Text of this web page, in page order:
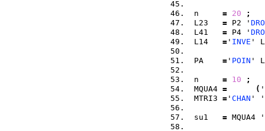
n = 20
;
L23 = P2 '
L41 = P4 '
L14 = ' INVE '
PA = ' POIN '
n = 10
;
MQUA4 = ( '
MTRI3 = ' CHAN '
su1 = MQUA4 '